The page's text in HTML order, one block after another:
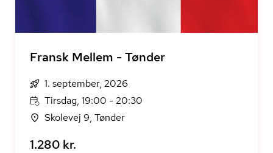
Fransk Mellem - Tønder
1. september, 2026
Tirsdag, 19:00 - 20:30
Skolevej 9, Tønder
1.280 kr.